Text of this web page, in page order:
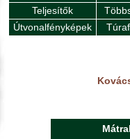
Teljesítők
Útvonalfényképek